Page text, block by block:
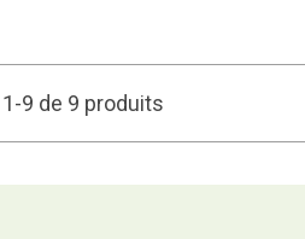
9 de 9 produits